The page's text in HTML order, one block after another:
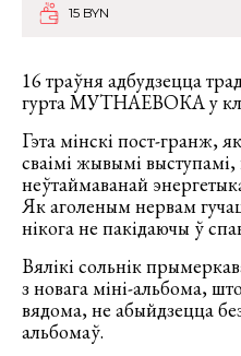
15 BYN
16 траўня адбудзецца
гурта МУТНАЕВОКА у
Гэта мінскі пост-гранж,
сваімі жывымі
неўтаймаванай
Як аголеным нервам
нікога не пакідаючы ў
Вялікі сольнік
з новага міні-альбома,
вядома, не абыйдзецца
альбомаў.